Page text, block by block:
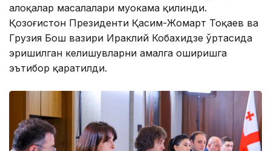
алоқалар масалалари муҳокама қилинди.
Қозоғистон Президенти Қасим-Жомарт Тоқаев ва
Грузия Бош вазири Ираклий Кобахидзе ўртасида
эришилган келишувларни амалга оширишга
эътибор қаратилди.